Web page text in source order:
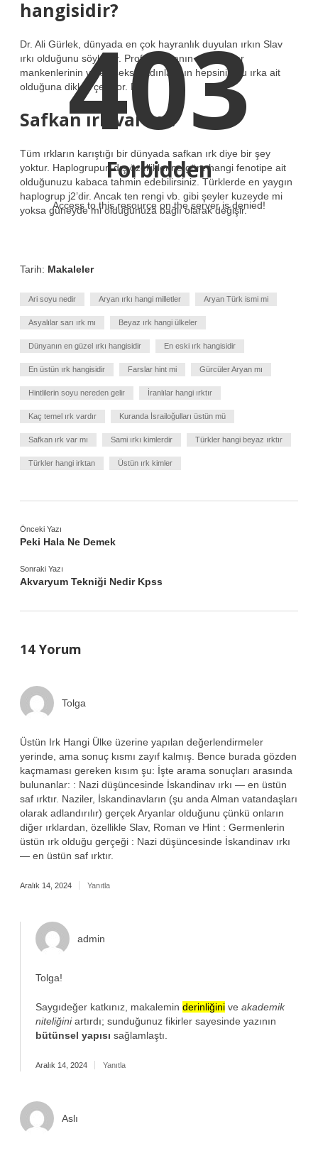
hangisidir?
Dr. Ali Gürlek, dünyada en çok hayranlık duyulan ırkın Slav
ırkı olduğunu söylüyor. Prof., dünyanın en popüler
mankenlerinin ve en seksi kadınlarının hepsinin bu ırka ait
olduğuna dikkat çekiyor. Dr.
Safkan ırk var mı?
Tüm ırkların karıştığı bir dünyada safkan ırk diye bir şey
yoktur. Haplogrupun dış özelliklerine göre hangi fenotipe ait
olduğunuzu kabaca tahmin edebilirsiniz. Türklerde en yaygın
haplogrup j2’dir. Ancak ten rengi vb. gibi şeyler kuzeyde mi
yoksa güneyde mi olduğunuza bağlı olarak değişir.
Tarih: Makaleler
Ari soyu nedir Aryan ırkı hangi milletler Aryan Türk ismi mi
Asyalılar sarı ırk mı Beyaz ırk hangi ülkeler
Dünyanın en güzel ırkı hangisidir En eski ırk hangisidir
En üstün ırk hangisidir Farslar hint mi Gürcüler Aryan mı
Hintlilerin soyu nereden gelir İranlılar hangi ırktır
Kaç temel ırk vardır Kuranda İsrailoğulları üstün mü
Safkan ırk var mı Sami ırkı kimlerdir Türkler hangi beyaz ırktır
Türkler hangi irktan Üstün ırk kimler
Önceki Yazı
Peki Hala Ne Demek
Sonraki Yazı
Akvaryum Tekniği Nedir Kpss
14 Yorum
Tolga
Üstün Irk Hangi Ülke üzerine yapılan değerlendirmeler
yerinde, ama sonuç kısmı zayıf kalmış. Bence burada gözden
kaçmaması gereken kısım şu: İşte arama sonuçları arasında
bulunanlar: : Nazi düşüncesinde İskandinav ırkı — en üstün
saf ırktır. Naziler, İskandinavların (şu anda Alman vatandaşları
olarak adlandırılır) gerçek Aryanlar olduğunu çünkü onların
diğer ırklardan, özellikle Slav, Roman ve Hint : Germenlerin
üstün ırk olduğu gerçeği : Nazi düşüncesinde İskandinav ırkı
— en üstün saf ırktır.
Aralık 14, 2024 Yanıtla
admin
Tolga!
Saygıdeğer katkınız, makalemin derinliğini ve akademik
niteliğiniartırdı; sunduğunuz fikirler sayesinde yazının
bütünsel yapısı sağlamlaştı.
Aralık 14, 2024 Yanıtla
Aslı
403
Forbidden
Access to this resource on the server is denied!